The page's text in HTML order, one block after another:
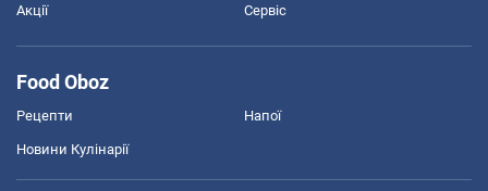
Акції Сервіс
Food Oboz
Рецепти Напої
Новини Кулінарії